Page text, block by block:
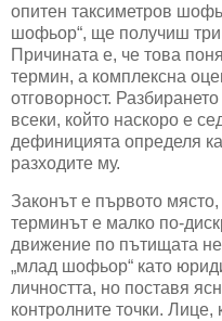
опитен таксиметров
шофьор“, ще получиш три
Причината е, че това
термин, а комплексна
отговорност.
всеки, който наскоро е
дефиницията определя
разходите му.
Законът е първото
терминът е малко по-
движение по пътищата
„млад шофьор“ като
личността, но поставя
контролните точки. Лице,